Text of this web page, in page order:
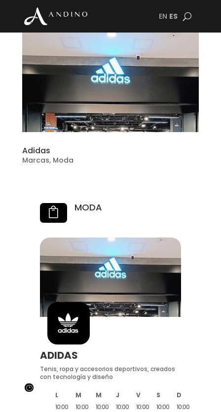
EN ES
Adidas
Marcas, Moda
 MODA
ADIDAS
Tenis, ropa y accesorios deportivos, creados
con tecnología y diseño
L M M J V S
D
10:00
10:00
10:00
10:00
10:00
10:00
10:00
}